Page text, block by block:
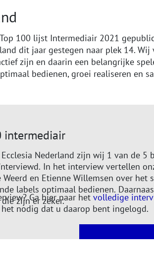
100 lijst Intermediair 2021
dit jaar gestegen naar plek 14.
zijn en daarin een belangrijke
bedienen, groei realiseren en
intermediair
Nederland zijn wij 1 van de
In het interview vertellen
Weerd en Etienne Willemsen over het
labels optimaal bedienen.
zijn er zeker.
Ga hier naar het volledige
nodig dat u daarop bent ingelogd.